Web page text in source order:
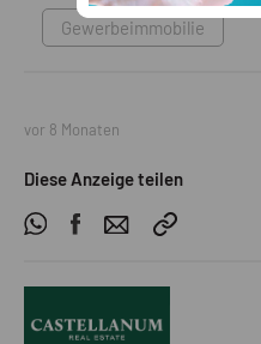
Gewerbeimmobilie
vor 8 Monaten
Diese Anzeige teilen